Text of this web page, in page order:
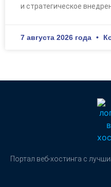
и стратегическое
7 августа 2026 года
Портал веб-хостинга с